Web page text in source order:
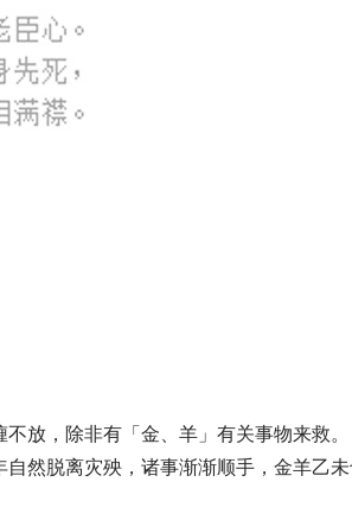
放，除非有「金、羊」有关事物来救。
然脱离灾殃，诸事渐渐顺手，金羊乙